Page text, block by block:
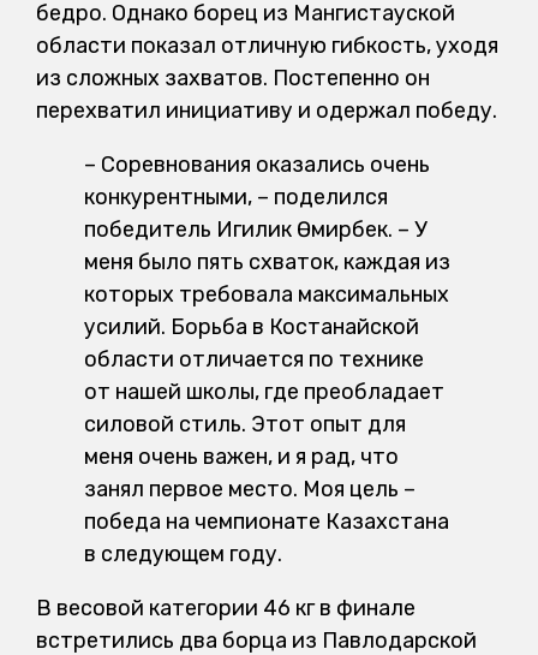
бедро. Однако борец из Мангистауской
области показал отличную гибкость, уходя
из сложных захватов. Постепенно он
перехватил инициативу и одержал победу.
– Соревнования оказались очень
конкурентными, – поделился
победитель Игилик Өмирбек. – У
меня было пять схваток, каждая из
которых требовала максимальных
усилий. Борьба в Костанайской
области отличается по технике
от нашей школы, где преобладает
силовой стиль. Этот опыт для
меня очень важен, и я рад, что
занял первое место. Моя цель –
победа на чемпионате Казахстана
в следующем году.
В весовой категории 46 кг в финале
встретились два борца из Павлодарской